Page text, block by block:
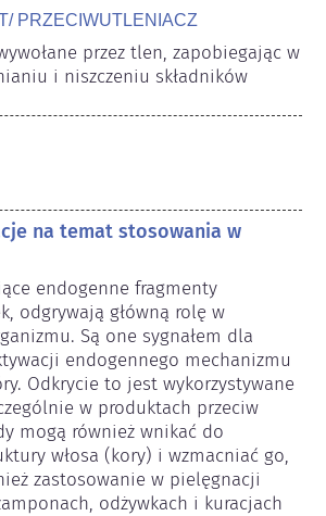
PRZECIWUTLENIACZ
przez tlen, zapobiegając w
i niszczeniu składników
na temat stosowania w
endogenne fragmenty
odgrywają główną rolę w
Są one sygnałem dla
endogennego mechanizmu
Odkrycie to jest wykorzystywane
w produktach przeciw
mogą również wnikać do
włosa (kory) i wzmacniać go,
zastosowanie w pielęgnacji
odżywkach i kuracjach